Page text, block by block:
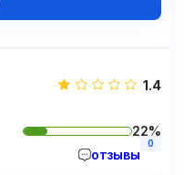
1.4
22%
отзывы
0